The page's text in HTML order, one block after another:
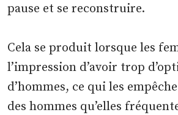
pause et se reconstruire.
Cela se produit lorsque les
l’impression d’avoir trop
d’hommes, ce qui les
des hommes qu’elles